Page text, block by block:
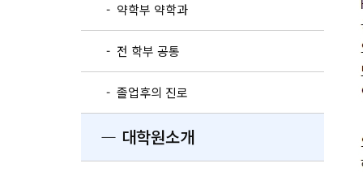
- 약학부 약학과
- 전 학부 공통
- 졸업후의 진로
― 대학원소개